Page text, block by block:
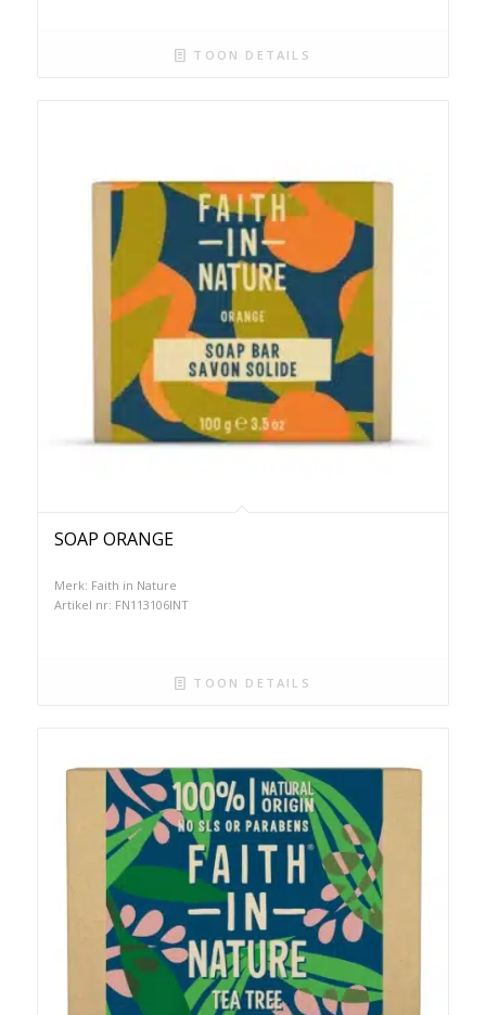
TOON DETAILS
SOAP ORANGE
Merk: Faith in Nature
Artikel nr: FN113106INT
TOON DETAILS